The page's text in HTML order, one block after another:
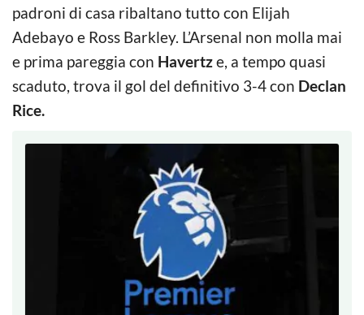
padroni di casa ribaltano tutto con Elijah
Adebayo e Ross Barkley. L’Arsenal non molla mai
e prima pareggia con Havertze, a tempo quasi
scaduto, trova il gol del definitivo 3-4 con Declan
Rice.